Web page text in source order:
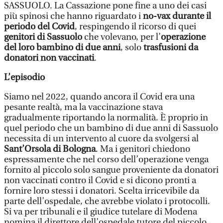
SASSUOLO. La Cassazione pone fine a uno dei casi
più spinosi che hanno riguardato ino-vax durante il
periodo del Covid, respingendo il ricorso di quei
genitori di Sassuoloche volevano, per l’operazione
del loro bambino di due anni, solotrasfusioni da
donatori non vaccinati.
L’episodio
Siamo nel 2022, quando ancora il Covid era una
pesante realtà, ma la vaccinazione stava
gradualmente riportando la normalità. È proprio in
quel periodo che un bambino di due anni di Sassuolo
necessita di un intervento al cuore da svolgersi al
Sant’Orsola di Bologna. Ma i genitori chiedono
espressamente che nel corso dell’operazione venga
fornito al piccolo solo sangue proveniente da donatori
non vaccinati contro il Covid e si dicono pronti a
fornire loro stessi i donatori. Scelta irricevibile da
parte dell’ospedale, che avrebbe violato i protocolli.
Si va per tribunali e il giudice tutelare di Modena